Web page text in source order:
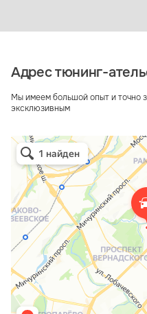
Адрес тюнинг-
Мы имеем большой опыт и точно
эксклюзивным